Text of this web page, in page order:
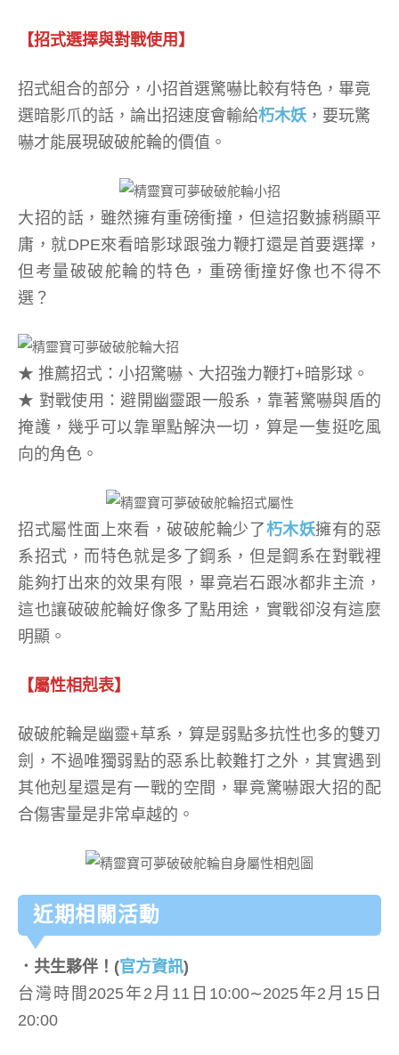
【招式選擇與對戰使用】
招式組合的部分，小招首選驚嚇比較有特色，畢竟
選暗影爪的話，論出招速度會輸給朽木妖 ，要玩驚
嚇才能展現破破舵輪的價值。
大招的話，雖然擁有重磅衝撞，但這招數據稍顯平
庸，就DPE來看暗影球跟強力鞭打還是首要選擇，
但考量破破舵輪的特色，重磅衝撞好像也不得不
選？
★ 推薦招式：小招驚嚇、大招強力鞭打+暗影球。
★ 對戰使用：避開幽靈跟一般系，靠著驚嚇與盾的
掩護，幾乎可以靠單點解決一切，算是一隻挺吃風
向的角色。
招式屬性面上來看，破破舵輪少了朽木妖擁有的惡
系招式，而特色就是多了鋼系，但是鋼系在對戰裡
能夠打出來的效果有限，畢竟岩石跟冰都非主流，
這也讓破破舵輪好像多了點用途，實戰卻沒有這麼
明顯。
【屬性相剋表】
破破舵輪是幽靈+草系，算是弱點多抗性也多的雙刃
劍，不過唯獨弱點的惡系比較難打之外，其實遇到
其他剋星還是有一戰的空間，畢竟驚嚇跟大招的配
合傷害量是非常卓越的。
近期相關活動
．共生夥伴！ (官方資訊)
台灣時間2025年2月11日10:00∼2025年2月15日
20:00